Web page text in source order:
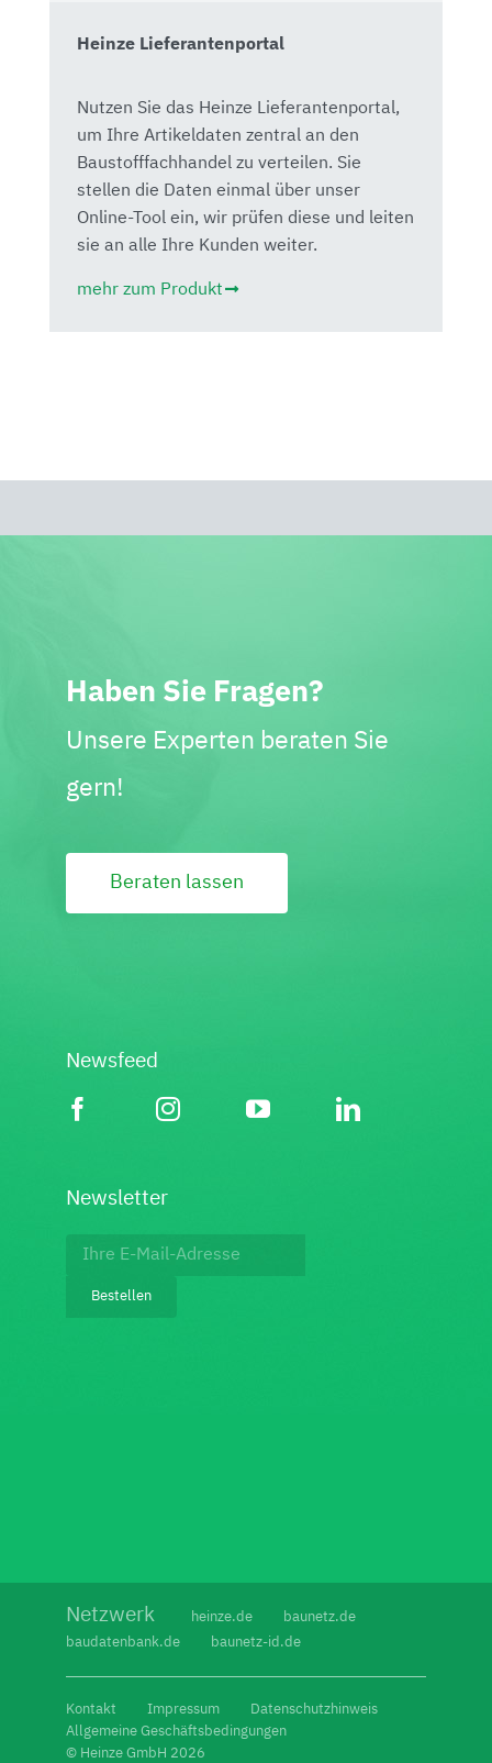
Heinze Lieferantenportal
Nutzen Sie das Heinze Lieferantenportal,
um Ihre Artikeldaten zentral an den
Baustofffachhandel zu verteilen. Sie
stellen die Daten einmal über unser
Online-Tool ein, wir prüfen diese und leiten
sie an alle Ihre Kunden weiter.
mehr zum Produkt
Haben Sie Fragen?
Unsere Experten beraten Sie
gern!
Beraten lassen
Newsfeed
Newsletter
Footer:
bestellen
Bestellen
Netzwerk heinze.de
baunetz.de
baudatenbank.de
baunetz-id.de
Kontakt Impressum
Datenschutzhinweis
Allgemeine Geschäftsbedingungen
© Heinze GmbH 2026